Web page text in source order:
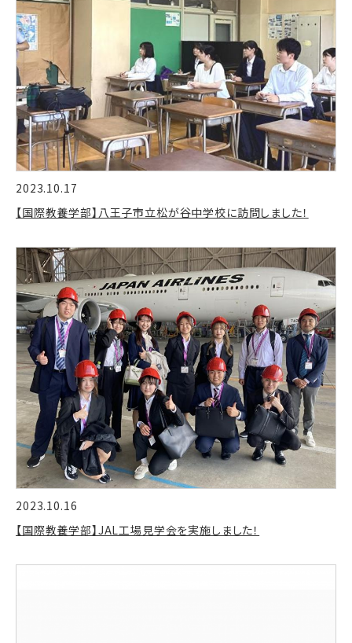
2023.10.17
【国際教養学部】八王子市立松が谷中学校に訪問しました！
2023.10.16
【国際教養学部】JAL工場見学会を実施しました！